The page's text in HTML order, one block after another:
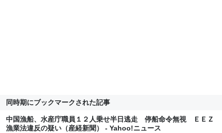
同時期にブックマークされた記事
中国漁船、水産庁職員１２人乗せ半日逃走 停船命令無視 ＥＥＺ
漁業法違反の疑い（産経新聞） - Yahoo!ニュース